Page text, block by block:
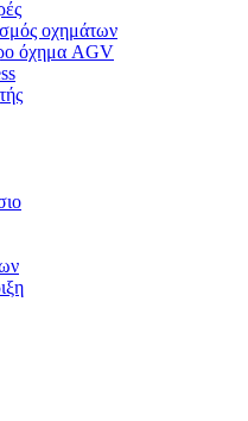
οχημάτων
όχημα AGV